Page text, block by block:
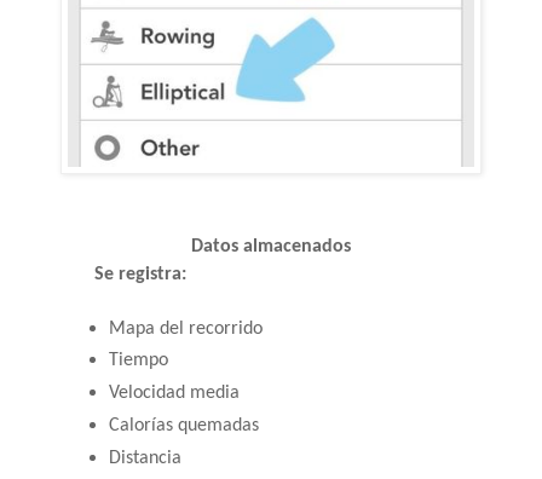
Datos almacenados
Se registra:
Mapa del recorrido
Tiempo
Velocidad media
Calorías quemadas
Distancia